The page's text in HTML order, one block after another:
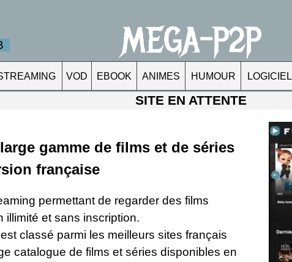
MEGA-P2P
VOD EBOOK ANIMES HUMOUR LOGICIEL
SITE EN ATTENTE
gamme de films et de séries
française
permettant de regarder des films
illimité et sans inscription.
classé parmi les meilleurs sites français
catalogue de films et séries disponibles en